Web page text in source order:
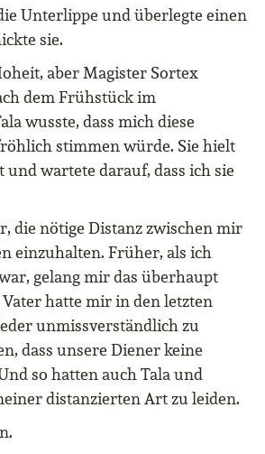
Unterlippe und überlegte einen
sie.
aber Magister Sortex
dem Frühstück im
wusste, dass mich diese
stimmen würde. Sie hielt
und wartete darauf, dass ich sie
die nötige Distanz zwischen mir
einzuhalten. Früher, als ich
gelang mir das überhaupt
hatte mir in den letzten
unmissverständlich zu
dass unsere Diener keine
so hatten auch Tala und
distanzierten Art zu leiden.